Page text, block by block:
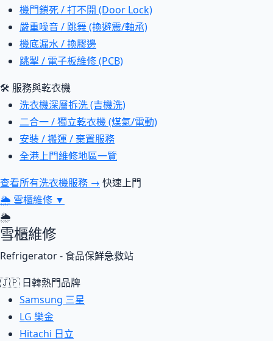
機門鎖死 / 打不開 (Door Lock)
嚴重噪音 / 跳舞 (換避震/軸承)
機底漏水 / 換膠邊
跳掣 / 電子板維修 (PCB)
🛠 服務與乾衣機
洗衣機深層拆洗 (吉機洗)
二合一 / 獨立乾衣機 (煤氣/電動)
安裝 / 搬運 / 棄置服務
全港上門維修地區一覽
查看所有洗衣機服務 → 快速上門
🌦 雪櫃維修 ▼
🌦
雪櫃維修
Refrigerator - 食品保鮮急救站
🇯🇵 日韓熱門品牌
Samsung 三星
LG 樂金
Hitachi 日立